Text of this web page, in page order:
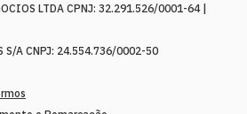
LTDA CPNJ: 32.291.526/0001-64 |
S/A CNPJ: 24.554.736/0002-50